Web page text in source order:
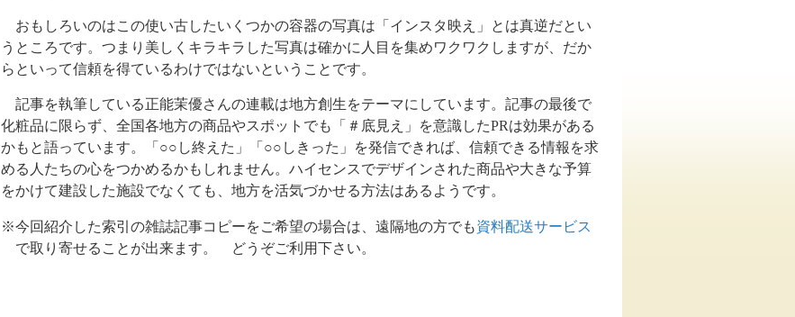
おもしろいのはこの使い古したいくつかの容器の写真は「インスタ映え」とは真逆だとい
うところです。つまり美しくキラキラした写真は確かに人目を集めワクワクしますが、だか
らといって信頼を得ているわけではないということです。
記事を執筆している正能茉優さんの連載は地方創生をテーマにしています。記事の最後で
化粧品に限らず、全国各地方の商品やスポットでも「＃底見え」を意識したPRは効果がある
かもと語っています。「○○し終えた」「○○しきった」を発信できれば、信頼できる情報を求
める人たちの心をつかめるかもしれません。ハイセンスでデザインされた商品や大きな予算
をかけて建設した施設でなくても、地方を活気づかせる方法はあるようです。
※今回紹介した索引の雑誌記事コピーをご希望の場合は、遠隔地の方でも資料配送サービス
で取り寄せることが出来ます。 どうぞご利用下さい。